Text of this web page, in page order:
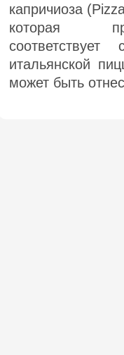
капричиоза
которая
соответствует
итальянской
может быть